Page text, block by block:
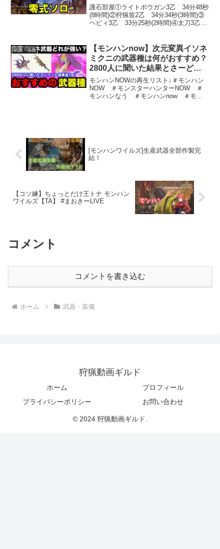
時) モンハンワイルズ
護石部屋①ライトボウガン3乙 34分48秒
(8時間)②狩猟笛2乙 34分34秒(3時間)③
ヘビィ3乙 33分25秒(2時間)④太刀3乙
間)⑦ハ...
武器・装備
【モンハンnow】次元変異イソネ
ミクニの武器種は何がおすすめ？
2800人に聞いた結果とさーどら
の考えを解説！【モンスターハン
ターNow/モンハンNOW/モンハン
なう/モンハンナウ】
モンハンNOWの再生リスト↓＃モンハン
NOW ＃モンスターハンターNOW ＃
モンハンなう ＃モンハンnow ＃モン
[モンハンワイルズ]生産武器全部作製完
結！
【コソ練】ちょっとだけ王トナ モンハン
ワイルズ【TA】 #まおきーLIVE
コメント
コメントを書き込む
ホーム 武器・装備
狩猟動画ギルド
ホーム
プロフィール
プライバシーポリシー
お問い合わせ
© 2024 狩猟動画ギルド.